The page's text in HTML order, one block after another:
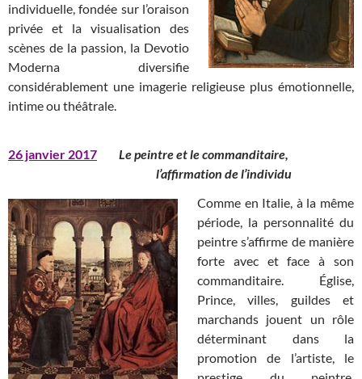
individuelle, fondée sur l’oraison
privée et la visualisation des
scènes de la passion, la Devotio
Moderna diversifie
considérablement une imagerie religieuse plus émotionnelle,
intime ou théâtrale.
26 janvier 2017
Le peintre et le commanditaire,
l’affirmation de l’individu
Comme en Italie, à la même
période, la personnalité du
peintre s’affirme de manière
forte avec et face à son
commanditaire. Église,
Prince, villes, guildes et
marchands jouent un rôle
déterminant dans la
promotion de l’artiste, le